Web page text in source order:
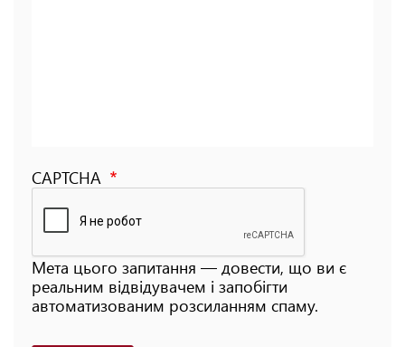
CAPTCHA
Мета цього запитання — довести, що ви є
реальним відвідувачем і запобігти
автоматизованим розсиланням спаму.